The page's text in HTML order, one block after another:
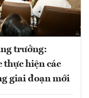
trưởng:
thực hiện các
giai đoạn mới